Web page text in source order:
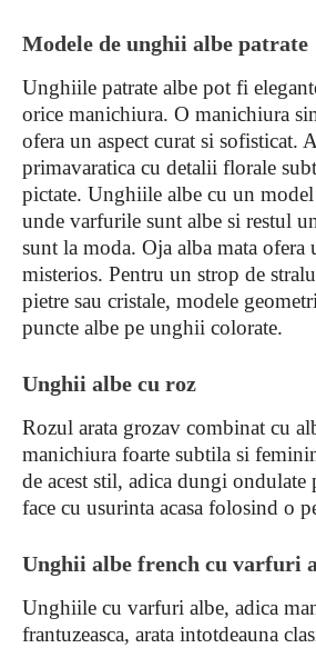
Modele de unghii albe patrate
Unghiile patrate albe pot fi
orice manichiura. O manichiura
ofera un aspect curat si sofisticat.
primavaratica cu detalii florale
pictate. Unghiile albe cu un
unde varfurile sunt albe si restul
sunt la moda. Oja alba mata ofera
misterios. Pentru un strop de
pietre sau cristale, modele
puncte albe pe unghii colorate.
Unghii albe cu roz
Rozul arata grozav combinat cu
manichiura foarte subtila si
de acest stil, adica dungi
face cu usurinta acasa folosind o
Unghii albe french cu varfuri
Unghiile cu varfuri albe, adica
frantuzeasca, arata intotdeauna